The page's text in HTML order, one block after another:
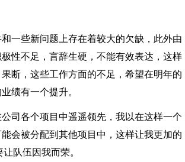
一些新问题上存在着较大的欠缺，此外由
性不足，言辞生硬，不能有效表达，这样
断，这些工作方面的不足，希望在明年的
绩有一个提升。
司各个项目中遥遥领先，我以在这样一个
会被分配到其他项目中，这样让我更加的
队伍因我而荣。